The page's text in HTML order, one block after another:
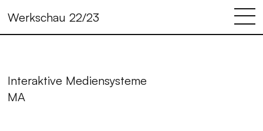
Werkschau 22/23
Interaktive Mediensysteme
MA